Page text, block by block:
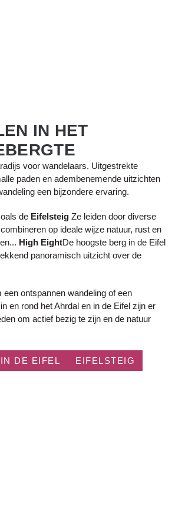
IN HET
voor wandelaars. Uitgestrekte
paden en adembenemende uitzichten
een bijzondere ervaring.
de Eifelsteig Ze leiden door diverse
op ideale wijze natuur, rust en
High EightDe hoogste berg in de Eifel
panoramisch uitzicht over de
een ​​ontspannen wandeling of een
en rond het Ahrdal en in de Eifel zijn er
om actief bezig te zijn en de natuur
DE EIFEL EIFELSTEIG